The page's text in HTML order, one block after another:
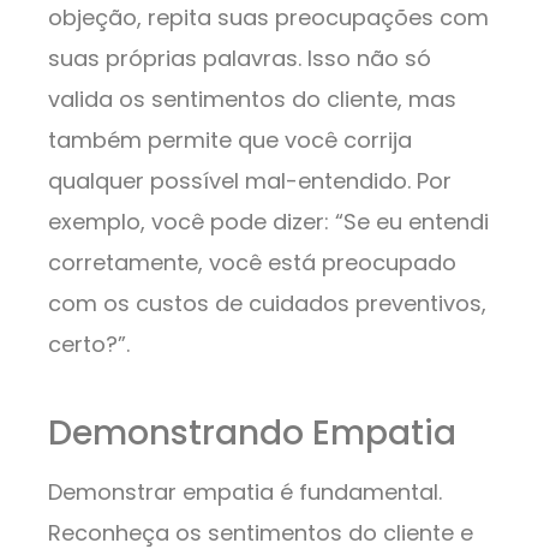
objeção, repita suas preocupações com
suas próprias palavras. Isso não só
valida os sentimentos do cliente, mas
também permite que você corrija
qualquer possível mal-entendido. Por
exemplo, você pode dizer: “Se eu entendi
corretamente, você está preocupado
com os custos de cuidados preventivos,
certo?”.
Demonstrando Empatia
Demonstrar empatia é fundamental.
Reconheça os sentimentos do cliente e